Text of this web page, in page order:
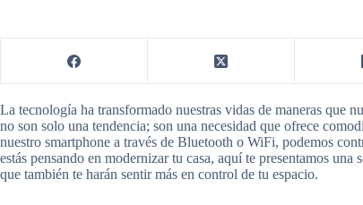
La tecnología ha transformado nuestras vidas de maneras que
no son solo una tendencia; son una necesidad que ofrece
nuestro smartphone a través de Bluetooth o WiFi, podemos
estás pensando en modernizar tu casa, aquí te presentamos
que también te harán sentir más en control de tu espacio.